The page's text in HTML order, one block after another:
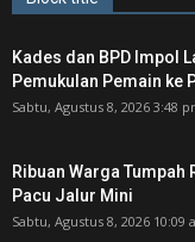
Kades dan BPD Impol
Pemukulan Pemain ke
Sabtu, Agustus 8, 2026 3:48
Ribuan Warga Tumpah
Pacu Jalur Mini
Sabtu, Agustus 8, 2026 10:09